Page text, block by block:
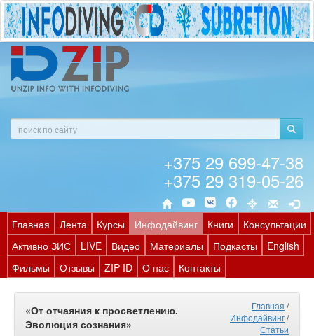
+375 29 699-47-38
+375 29 319-05-26
Главная Лента Курсы Инфодайвинг Книги
Консультации
Активно ЗИС
LIVE Видео Материалы Подкасты
English
Фильмы
Отзывы ZIP ID О нас Контакты
«От отчаяния к просветлению.
Эволюция сознания»
Главная /
Инфодайвинг/
Статьи